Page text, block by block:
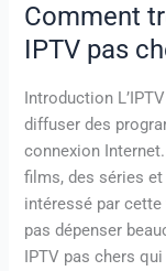
Comment
IPTV pas
Introduction
diffuser des
connexion
films, des séries
intéressé par
pas dépenser
IPTV pas chers